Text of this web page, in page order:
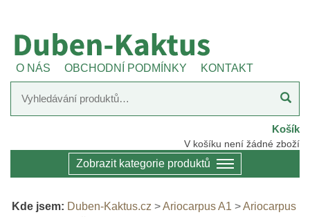
O NÁS OBCHODNÍ PODMÍNKY KONTAKT
Košík
V košíku není žádné zboží
Zobrazit kategorie produktů
Kde jsem: Duben-Kaktus.cz >Ariocarpus A1 >Ariocarpus